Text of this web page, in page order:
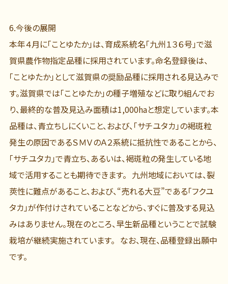
6.今後の展開
本年４月に「ことゆたか」は、育成系統名「九州１３６号」で滋
賀県農作物指定品種に採用されています。命名登録後は、
「ことゆたか」として滋賀県の奨励品種に採用される見込みで
す。滋賀県では「ことゆたか」の種子増殖などに取り組んでお
り、最終的な普及見込み面積は1,000haと想定しています。本
品種は、青立ちしにくいこと、および、「サチユタカ」の褐斑粒
発生の原因であるＳＭＶのＡ２系統に抵抗性であることから、
「サチユタカ」で青立ち、あるいは、褐斑粒の発生している地
域で活用することも期待できます。 九州地域においては、裂
莢性に難点があること、および、“売れる大豆”である「フクユ
タカ」が作付けされていることなどから、すぐに普及する見込
みはありません。現在のところ、早生新品種ということで試験
栽培が継続実施されています。 なお、現在、品種登録出願中
です。